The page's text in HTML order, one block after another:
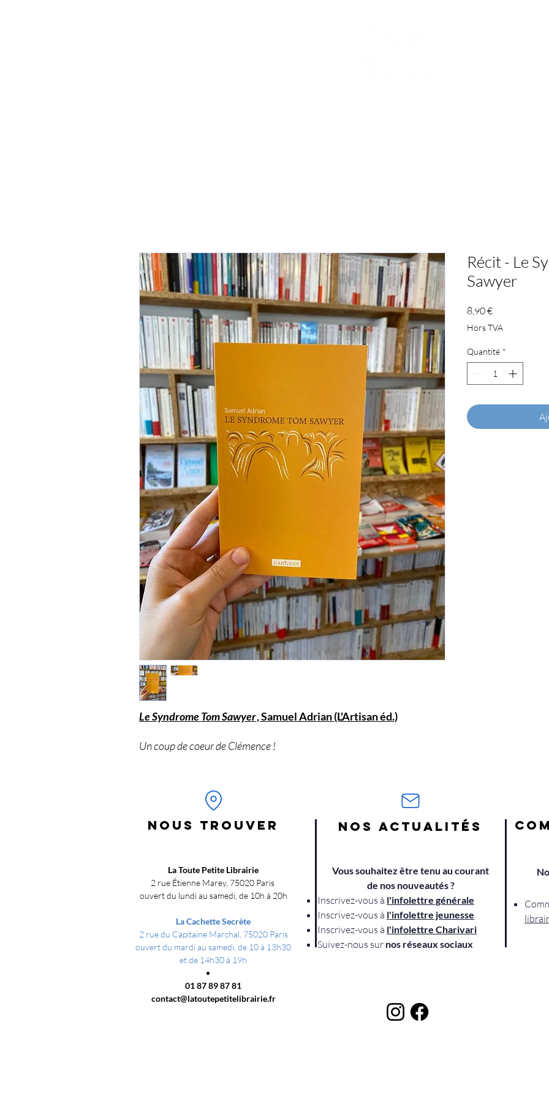
Le Syndrome Tom Sawyer, Samuel Adrian (L'Artisan éd.)
Un coup de coeur de Clémence !
Récit - Le
Sawyer
8,90 €Prix
Hors TVA
Quantité *
NOUS TROUVER
La Toute Petite Librairie
2 rue Étienne Marey, 75020 Paris
ouvert du lundi au samedi, de 10h à 20h
La Cachette Secrète
2 rue du Capitaine Marchal, 75020 Paris
ouvert du mardi au samedi, de 10 à 13h30
etde 14h30 à 19h
01 87 89 87 81
contact@latoutepetitelibrairie.fr
NOS ACTUALITÉS
Vous souhaitez être tenu au courant
de nos nouveautés ?
Inscrivez-vous à l'infolettre générale
Inscrivez-vous à l'infolettre jeunesse
Inscrivez-vous à l'infolettre Charivari
Suivez-nous sur nos réseaux sociaux